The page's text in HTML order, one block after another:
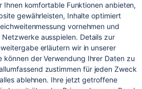
du dies auch schon mit 16
und gemütlichen
Sprachkurs machen möchtest,
oder Dublin. Dort ist oft
und Gastfamilie eher gering.
Ihnen komfortable Funktionen anbieten,
gewährleisten, Inhalte optimiert
vornehmen und
ausspielen. Details zur
erläutern wir in unserer
können der Verwendung Ihrer Daten zu
zustimmen für jeden Zweck
ablehnen. Ihre jetzt getroffene